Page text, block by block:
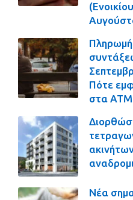
Πότε
στα ΑΤΜ
Νέα